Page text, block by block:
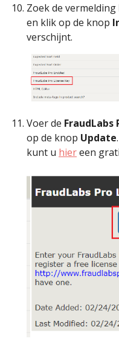
Zoek de vermelding
en klik op de knop
verschijnt.
Voer de
op de knop Update
kunt u hiereen